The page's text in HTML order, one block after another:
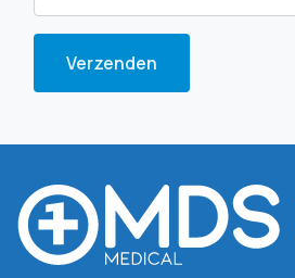
Verzenden